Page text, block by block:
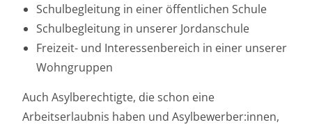
Schulbegleitung in einer öffentlichen Schule
Schulbegleitung in unserer Jordanschule
Freizeit- und Interessenbereich in einer unserer
Wohngruppen
Auch Asylberechtigte, die schon eine
Arbeitserlaubnis haben und Asylbewerber:innen,